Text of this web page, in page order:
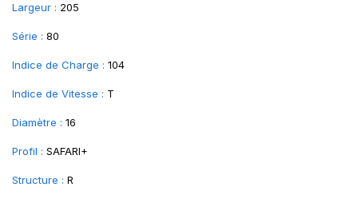
Largeur : 205
Série : 80
Indice de Charge : 104
Indice de Vitesse : T
Diamètre : 16
Profil : SAFARI+
Structure : R